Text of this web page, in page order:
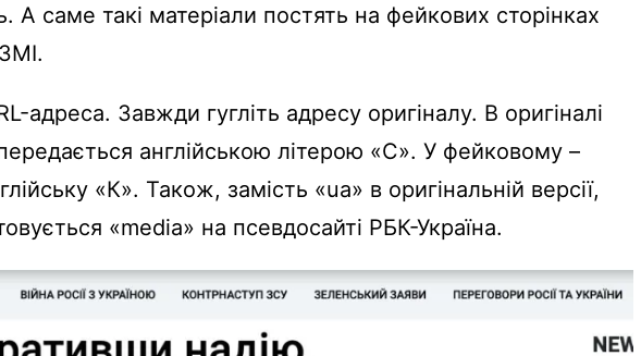
А саме такі матеріали постять на фейкових сторінках
адреса. Завжди гугліть адресу оригіналу. В оригіналі
англійською літерою «С». У фейковому –
«К». Також, замість «ua» в оригінальній версії,
«media» на псевдосайті РБК-Україна.